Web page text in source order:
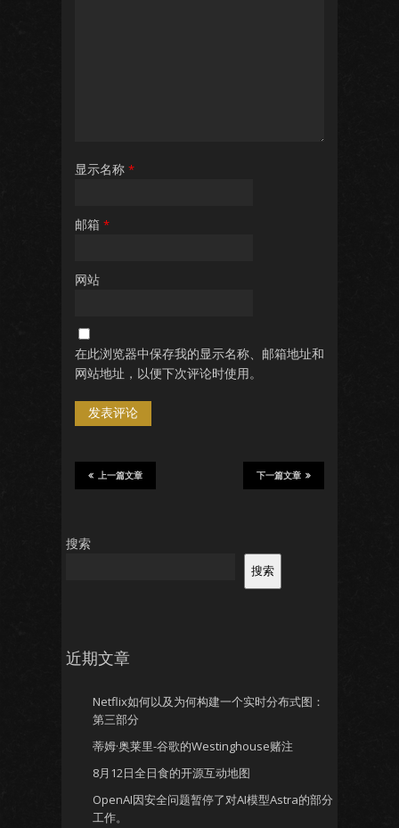
显示名称 *
邮箱 *
网站
在此浏览器中保存我的显示名称、邮箱地址和
网站地址，以便下次评论时使用。
下一篇文章
上一篇文章
搜索
搜索
近期文章
Netflix如何以及为何构建一个实时分布式图：
第三部分
蒂姆·奥莱里-谷歌的Westinghouse赌注
8月12日全日食的开源互动地图
OpenAI因安全问题暂停了对AI模型Astra的部分
工作。